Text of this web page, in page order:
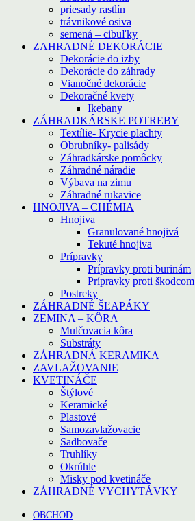
priesady rastlín
trávnikové osiva
semená – cibuľky
ZAHRADNÉ DEKORÁCIE
Dekorácie do izby
Dekorácie do záhrady
Vianočné dekorácie
Dekoračné kvety
Ikebany
ZÁHRADKÁRSKE POTREBY
Textílie- Krycie plachty
Obrubníky- palisády
Záhradkárske pomôcky
Záhradné náradie
Výbava na zimu
Záhradné rukavice
HNOJIVA – CHÉMIA
Hnojiva
Granulované hnojivá
Tekuté hnojiva
Prípravky
Prípravky proti burinám
Prípravky proti škodcom
Postreky
ZÁHRADNÉ ŠĽAPÁKY
ZEMINA – KÔRA
Mulčovacia kôra
Substráty
ZÁHRADNÁ KERAMIKA
ZAVLAŽOVANIE
KVETINÁČE
Štýlové
Keramické
Plastové
Samozavlažovacie
Sadbovače
Truhlíky
Okrúhle
Misky pod kvetináče
ZÁHRADNÉ VYCHYTÁVKY
OBCHOD